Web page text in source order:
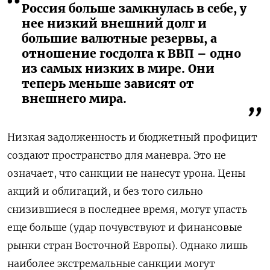
Россия больше замкнулась в себе, у
нее низкий внешний долг и
большие валютные резервы, а
отношение госдолга к ВВП – одно
из самых низких в мире. Они
теперь меньше зависят от
внешнего мира.
Низкая задолженность и бюджетный профицит
создают пространство для маневра. Это не
означает, что санкции не нанесут урона. Цены
акций и облигаций, и без того сильно
снизившиеся в последнее время, могут упасть
еще больше (удар почувствуют и финансовые
рынки стран Восточной Европы). Однако лишь
наиболее экстремальные санкции могут